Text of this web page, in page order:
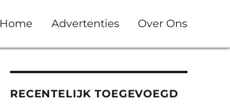
Home Advertenties Over Ons
RECENTELIJK TOEGEVOEGD